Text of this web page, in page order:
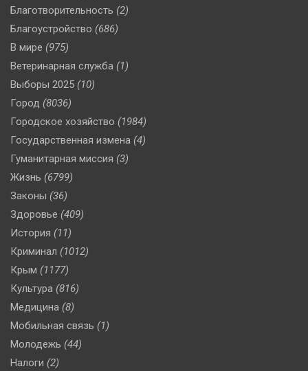
Благотворительность (2)
Благоустройство (686)
В мире (975)
Ветеринарная служба (1)
Выборы 2025 (10)
Город (8036)
Городское хозяйство (1984)
Государственная измена (4)
Гуманитарная миссия (3)
Жизнь (6799)
Законы (36)
Здоровье (409)
История (11)
Криминал (1012)
Крым (1177)
Культура (816)
Медицина (8)
Мобильная связь (1)
Молодежь (44)
Налоги (2)